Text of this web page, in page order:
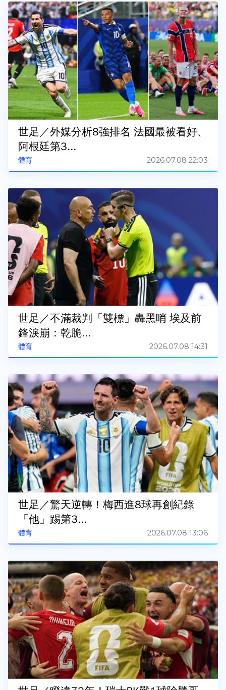
體育
世足／外媒分析8強排名 法國最被看好、
阿根廷第3...
2026.07.08 22:03
體育
世足／不滿裁判「雙標」轟黑哨 埃及前
鋒淚崩：乾脆...
2026.07.08 14:31
體育
世足／驚天逆轉！梅西進8球再創紀錄
「他」踢第3...
2026.07.08 13:06